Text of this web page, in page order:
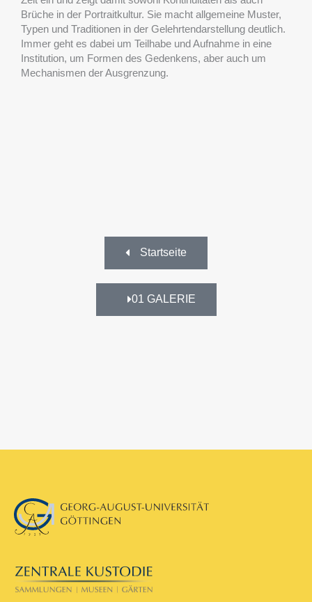
Brüche in der Portraitkultur. Sie macht allgemeine Muster,
Typen und Traditionen in der Gelehrtendarstellung deutlich.
Immer geht es dabei um Teilhabe und Aufnahme in eine
Institution, um Formen des Gedenkens, aber auch um
Mechanismen der Ausgrenzung.
Startseite
01 GALERIE